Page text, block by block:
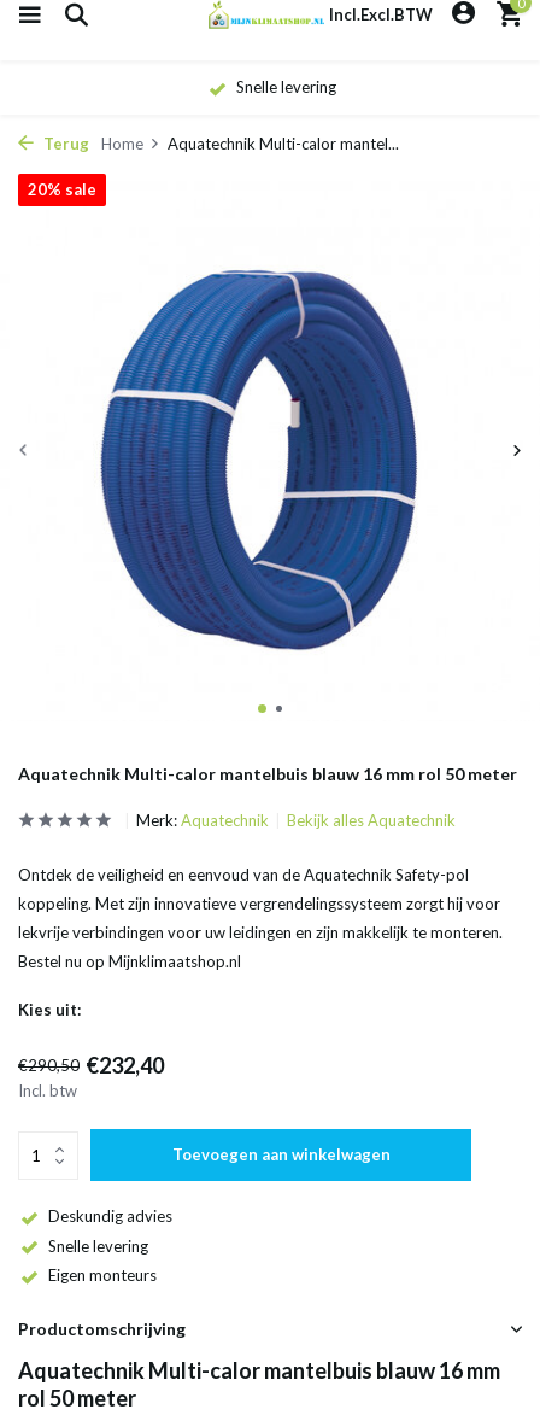
Incl.Excl.BTW
Snelle levering
Terug Home Aquatechnik Multi-calor mantel...
Aquatechnik Multi-calor mantelbuis blauw 16 mm rol 50 meter
20% sale
Merk:Aquatechnik Bekijk alles Aquatechnik
Ontdek de veiligheid en eenvoud van de Aquatechnik Safety-pol
koppeling. Met zijn innovatieve vergrendelingssysteem zorgt hij voor
lekvrije verbindingen voor uw leidingen en zijn makkelijk te monteren.
Bestel nu op Mijnklimaatshop.nl
Kies uit:
€290,50 €232,40
Incl. btw
Toevoegen aan winkelwagen
Deskundig advies
Snelle levering
Eigen monteurs
Productomschrijving
Aquatechnik Multi-calor mantelbuis blauw 16 mm
rol 50 meter